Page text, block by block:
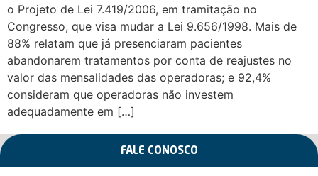
o Projeto de Lei 7.419/2006, em tramitação no
Congresso, que visa mudar a Lei 9.656/1998. Mais de
88% relatam que já presenciaram pacientes
abandonarem tratamentos por conta de reajustes no
valor das mensalidades das operadoras; e 92,4%
consideram que operadoras não investem
adequadamente em […]
FALE CONOSCO